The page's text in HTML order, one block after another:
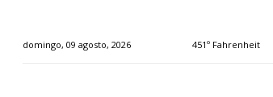
domingo, 09 agosto, 2026 451º Fahrenheit